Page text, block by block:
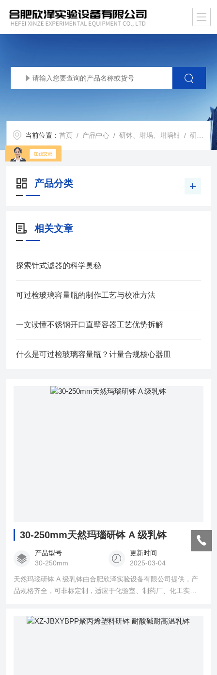
当前位置：首页 / 产品中心 /研钵、坩埚、坩埚钳 /研钵类
产品分类
相关文章
探索针式滤器的科学奥秘
可过检玻璃容量瓶的制作工艺与校准方法
一文读懂不锈钢开口直壁容器工艺优势拆解
什么是可过检玻璃容量瓶？计量合规核心器皿
30-250mm天然玛瑙研钵 A 级乳钵
产品型号
30-250mm
更新时间
2025-03-04
天然玛瑙研钵 A 级乳钵由合肥欣泽实验设备有限公司提供，产
品规格齐全，可非标定制，适应于化验室、制药厂、化工实验